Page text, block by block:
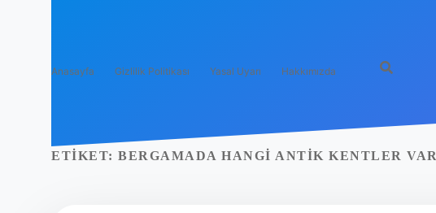
Anasayfa Gizlilik Politikası Yasal Uyarı Hakkımızda
ETIKET: BERGAMADA HANGI ANTIK KENTLER VAR